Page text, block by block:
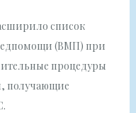
список
(ВМП) при
процедуры
получающие